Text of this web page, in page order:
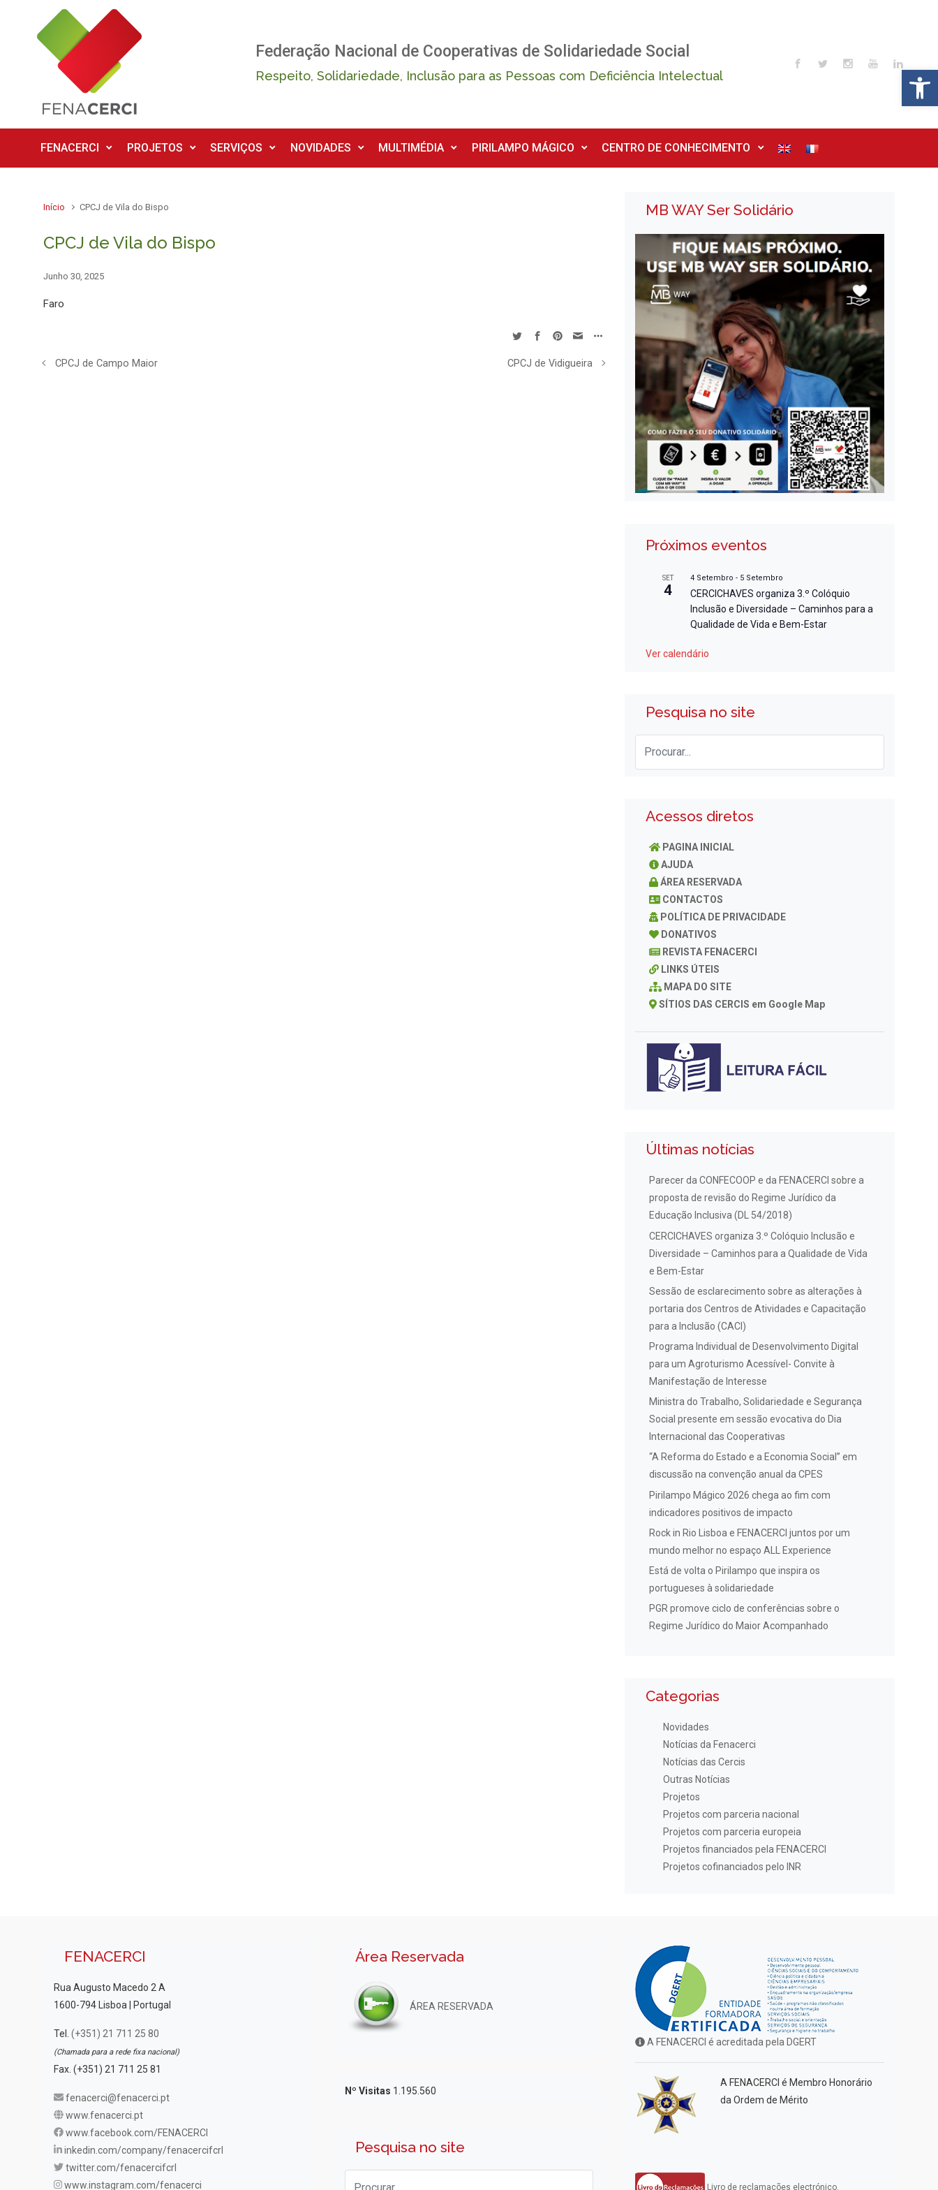
Skip to main content
Federação Nacional de Cooperativas de Solidariedade Social
Respeito, Solidariedade, Inclusão para as Pessoas com Deficiência Intelectual
FENACERCI PROJETOS SERVIÇOS NOVIDADES MULTIMÉDIA PIRILAMPO MÁGICO CENTRO DE CONHECIMENTO
Início CPCJ de Vila do Bispo
CPCJ de Vila do Bispo
Junho 30, 2025
Faro
CPCJ de Campo Maior CPCJ de Vidigueira
MB WAY Ser Solidário
Próximos eventos
SET
4
4 Setembro - 5 Setembro
CERCICHAVES organiza 3.º Colóquio
Inclusão e Diversidade – Caminhos para a
Qualidade de Vida e Bem-Estar
Ver calendário
Pesquisa no site
Acessos diretos
PAGINA INICIAL
AJUDA
ÁREA RESERVADA
CONTACTOS
POLÍTICA DE PRIVACIDADE
DONATIVOS
REVISTA FENACERCI
LINKS ÚTEIS
MAPA DO SITE
SÍTIOS DAS CERCIS em Google Map
Últimas notícias
Parecer da CONFECOOP e da FENACERCI sobre a
proposta de revisão do Regime Jurídico da
Educação Inclusiva (DL 54/2018)
CERCICHAVES organiza 3.º Colóquio Inclusão e
Diversidade – Caminhos para a Qualidade de Vida
e Bem-Estar
Sessão de esclarecimento sobre as alterações à
portaria dos Centros de Atividades e Capacitação
para a Inclusão (CACI)
Programa Individual de Desenvolvimento Digital
para um Agroturismo Acessível- Convite à
Manifestação de Interesse
Ministra do Trabalho, Solidariedade e Segurança
Social presente em sessão evocativa do Dia
Internacional das Cooperativas
“A Reforma do Estado e a Economia Social” em
discussão na convenção anual da CPES
Pirilampo Mágico 2026 chega ao fim com
indicadores positivos de impacto
Rock in Rio Lisboa e FENACERCI juntos por um
mundo melhor no espaço ALL Experience
Está de volta o Pirilampo que inspira os
portugueses à solidariedade
PGR promove ciclo de conferências sobre o
Regime Jurídico do Maior Acompanhado
Categorias
Novidades
Notícias da Fenacerci
Notícias das Cercis
Outras Notícias
Projetos
Projetos com parceria nacional
Projetos com parceria europeia
Projetos financiados pela FENACERCI
Projetos cofinanciados pelo INR
FENACERCI
Rua Augusto Macedo 2 A
1600-794 Lisboa | Portugal
Tel. (+351) 21 711 25 80
(Chamada para a rede fixa nacional)
Fax. (+351) 21 711 25 81
fenacerci@fenacerci.pt
www.fenacerci.pt
www.facebook.com/FENACERCI
inkedin.com/company/fenacercifcrl
twitter.com/fenacercifcrl
www.instagram.com/fenacerci
Área Reservada
ÁREA RESERVADA
Nº Visitas 1.195.560
Pesquisa no site
A FENACERCI é acreditada pela DGERT
A FENACERCI é Membro Honorário
da Ordem de Mérito
Livro de reclamações electrónico.